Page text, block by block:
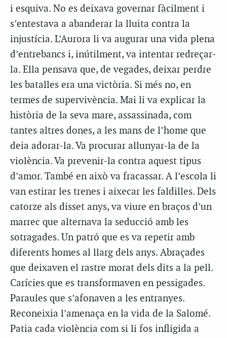
i esquiva. No es deixava governar fàcilment i
s’entestava a abanderar la lluita contra la
injustícia. L’Aurora li va augurar una vida plena
d’entrebancs i, inútilment, va intentar redreçar-
la. Ella pensava que, de vegades, deixar perdre
les batalles era una victòria. Si més no, en
termes de supervivència. Mai li va explicar la
història de la seva mare, assassinada, com
tantes altres dones, a les mans de l’home que
deia adorar-la. Va procurar allunyar-la de la
violència. Va prevenir-la contra aquest tipus
d’amor. També en això va fracassar. A l’escola li
van estirar les trenes i aixecar les faldilles. Dels
catorze als disset anys, va viure en braços d’un
marrec que alternava la seducció amb les
sotragades. Un patró que es va repetir amb
diferents homes al llarg dels anys. Abraçades
que deixaven el rastre morat dels dits a la pell.
Carícies que es transformaven en pessigades.
Paraules que s’afonaven a les entranyes.
Reconeixia l’amenaça en la vida de la Salomé.
Patia cada violència com si li fos infligida a